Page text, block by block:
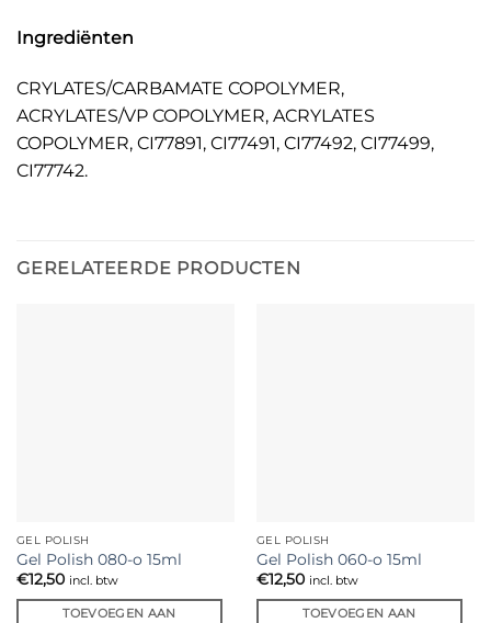
Ingrediënten
CRYLATES/CARBAMATE COPOLYMER,
ACRYLATES/VP COPOLYMER, ACRYLATES
COPOLYMER, CI77891, CI77491, CI77492, CI77499,
CI77742.
GERELATEERDE PRODUCTEN
GEL POLISH
Gel Polish 080-o 15ml
€12,50 incl. btw
TOEVOEGEN AAN
GEL POLISH
Gel Polish 060-o 15ml
€12,50 incl. btw
TOEVOEGEN AAN